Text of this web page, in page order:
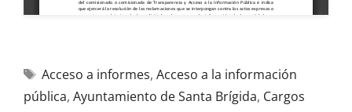
Acceso a informes, Acceso a la información
pública, Ayuntamiento de Santa Brígida, Cargos